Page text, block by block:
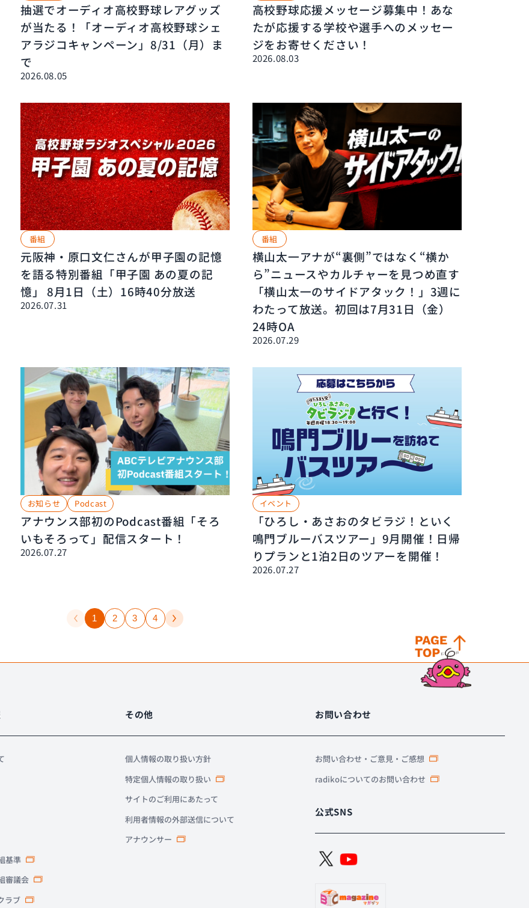
抽選でオーディオ高校野球レアグッズ
が当たる！「オーディオ高校野球シェ
アラジコキャンペーン」8/31（月）ま
で
2026.08.05
高校野球応援メッセージ募集中！あな
たが応援する学校や選手へのメッセー
ジをお寄せください！
2026.08.03
番組
元阪神・原口文仁さんが甲子園の記憶
を語る特別番組「甲子園 あの夏の記
憶」 8月1日（土）16時40分放送
2026.07.31
番組
横山太一アナが“裏側”ではなく“横か
ら”ニュースやカルチャーを見つめ直す
「横山太一のサイドアタック！」3週に
わたって放送。初回は7月31日（金）
24時OA
2026.07.29
お知らせ Podcast
アナウンス部初のPodcast番組「そろ
いもそろって」配信スタート！
2026.07.27
イベント
「ひろし・あさおのタビラジ！といく
鳴門ブルーバスツアー」9月開催！日帰
りプランと1泊2日のツアーを開催！
2026.07.27
1 2 3 4
基準
審議会
ラブ
その他
個人情報の取り扱い方針
特定個人情報の取り扱い
サイトのご利用にあたって
利用者情報の外部送信について
アナウンサー
お問い合わせ
お問い合わせ・ご意見・ご感想
radikoについてのお問い合わせ
公式SNS